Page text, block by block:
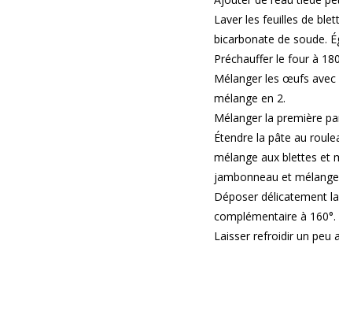
Laver les feuilles de
bicarbonate de soude.
Préchauffer le four à
Mélanger les œufs avec
mélange en 2.
Mélanger la première
Étendre la pâte au
mélange aux blettes et
jambonneau et
Déposer délicatement
complémentaire à 160°.
Laisser refroidir un peu